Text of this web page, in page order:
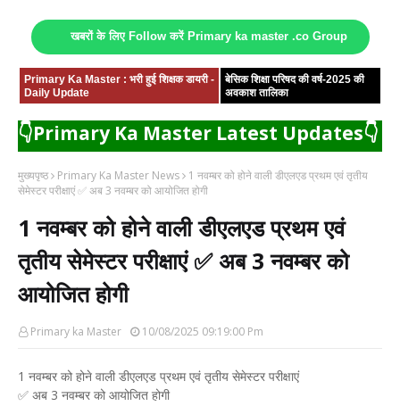
खबरों के लिए Follow करें Primary ka master .co Group
Primary Ka Master : भरी हुई शिक्षक डायरी -
Daily Update
बेसिक शिक्षा परिषद की वर्ष-2025 की
अवकाश तालिका
👇Primary Ka Master Latest Updates👇
मुख्यपृष्ठ Primary Ka Master News
1 नवम्बर को होने वाली डीएलएड प्रथम एवं तृतीय
सेमेस्टर परीक्षाएं ✅ अब 3 नवम्बर को आयोजित होगी
1 नवम्बर को होने वाली डीएलएड प्रथम एवं
तृतीय सेमेस्टर परीक्षाएं ✅ अब 3 नवम्बर को
आयोजित होगी
Primary ka Master 10/08/2025 09:19:00 Pm
1 नवम्बर को होने वाली डीएलएड प्रथम एवं तृतीय सेमेस्टर परीक्षाएं
✅ अब 3 नवम्बर को आयोजित होगी